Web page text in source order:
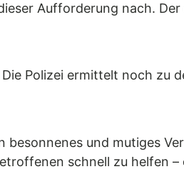
Aufforderung nach.
Polizei ermittelt noch zu
und mutiges
schnell zu helfen